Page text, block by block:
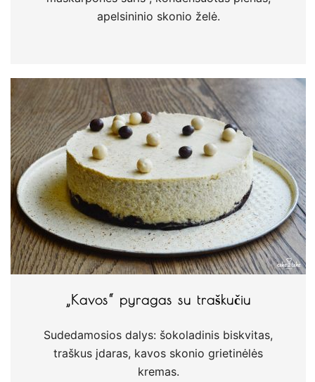
apelsininio skonio želė.
„Kavos“ pyragas su traškučiu
Sudedamosios dalys: šokoladinis biskvitas,
traškus įdaras, kavos skonio grietinėlės
kremas.